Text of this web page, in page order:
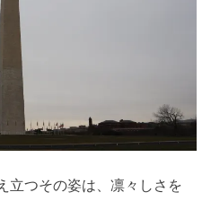
立つその姿は、凛々しさを